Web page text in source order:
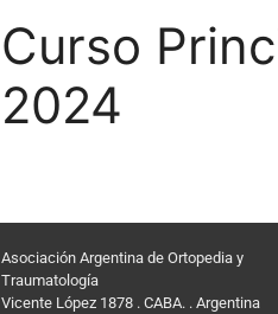
Curso
2024
Asociación Argentina de Ortopedia y
Traumatología
Vicente López 1878 . CABA. . Argentina